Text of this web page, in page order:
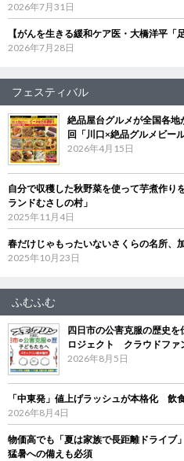
2026年7月31日
【がんを生きる緩和ケア医・大橋洋平「
2026年7月28日
フェスティバル
絶品屋台グルメが全国各
回「川口×絶品グルメビー
2026年4月15日
自分で収穫した秋野菜を使って芋煮作
ランドむさしの村」
2025年11月4日
春だけじゃもったいないさくらの名所、
2025年10月23日
ふむふむ
四日市の公害克服の歴史
ロジェクト クラウドファ
2026年8月5日
「中東発」値上げラッシュが本格化 飲
2026年8月4日
物価高でも「夏は家族で長距離ドライ
猛暑への備えも必須